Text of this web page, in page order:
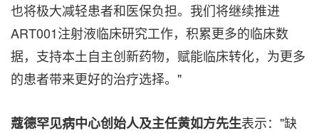
也将极大减轻患者和医保负担。我们将继续推进
ART001注射液临床研究工作，积累更多的临床数
据，支持本土自主创新药物，赋能临床转化，为更多
的患者带来更好的治疗选择。"
蔻德罕见病中心创始人及主任黄如方先生表示："缺